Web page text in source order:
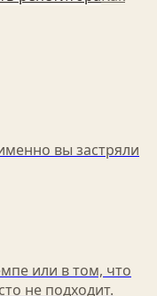
вы застряли
или в том, что
не подходит.